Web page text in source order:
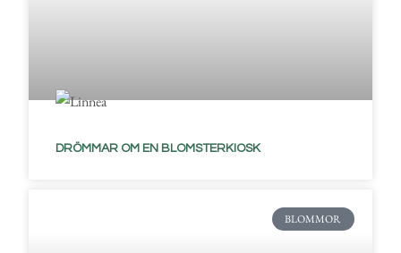
DRÖMMAR OM EN BLOMSTERKIOSK
BLOMMOR